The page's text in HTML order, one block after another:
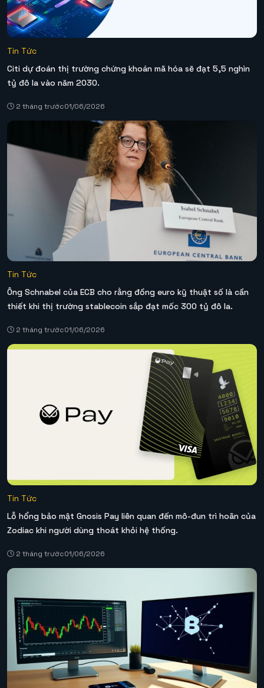
Tin Tức
Citi dự đoán thị trường chứng khoán mã hóa sẽ đạt 5,5 nghìn
tỷ đô la vào năm 2030.
2 tháng trước01/06/2026
Tin Tức
Ông Schnabel của ECB cho rằng đồng euro kỹ thuật số là cần
thiết khi thị trường stablecoin sắp đạt mốc 300 tỷ đô la.
2 tháng trước01/06/2026
Tin Tức
Lỗ hổng bảo mật Gnosis Pay liên quan đến mô-đun trì hoãn của
Zodiac khi người dùng thoát khỏi hệ thống.
2 tháng trước01/06/2026